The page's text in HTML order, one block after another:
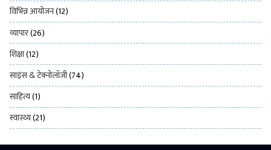
विभिन्न आयोजन(12)
व्यापार(26)
शिक्षा(12)
साइंस & टेक्नोलॉजी(74)
साहित्य(1)
स्वास्थ्य(21)